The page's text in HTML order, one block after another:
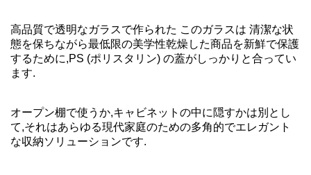
高品質で透明なガラスで作られた このガラスは 清潔な状
態を保ちながら最低限の美学性乾燥した商品を新鮮で保護
するために,PS (ポリスタリン) の蓋がしっかりと合ってい
ます.
オープン棚で使うか,キャビネットの中に隠すかは別とし
て,それはあらゆる現代家庭のための多角的でエレガント
な収納ソリューションです.